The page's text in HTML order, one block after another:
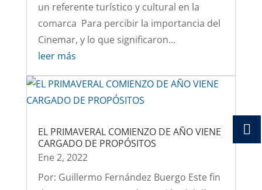
un referente turístico y cultural en la
comarca Para percibir la importancia del
Cinemar, y lo que significaron...
leer más
EL PRIMAVERAL COMIENZO DE AÑO VIENE
CARGADO DE PROPÓSITOS
Ene 2, 2022
Por: Guillermo Fernández Buergo Este fin